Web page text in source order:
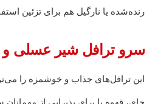
رنده‌شده یا نارگیل هم برای تزئین
سرو ترافل شیر عسلی و
این ترافل‌های جذاب و خوشمزه را
چای، قهوه یا برای پذیرایی از